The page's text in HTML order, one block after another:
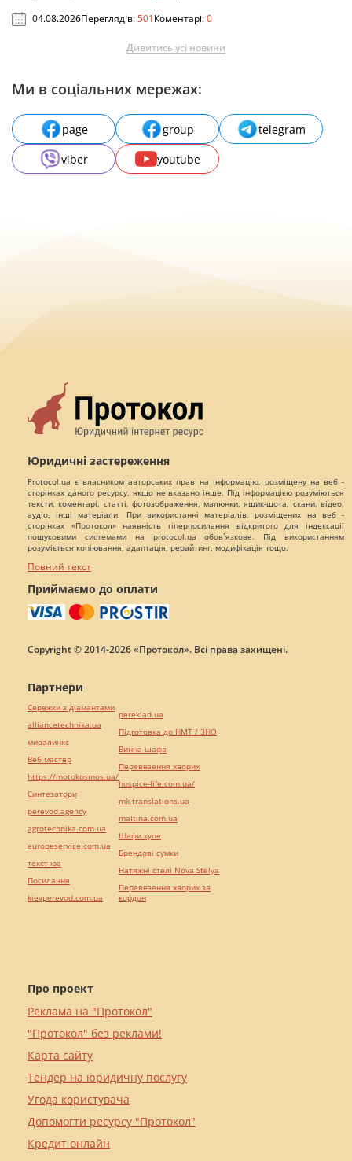
04.08.2026Переглядів:501Коментарі:0
Дивитись усі новини
Ми в соціальних мережах:
page group
telegram
viber
youtube
Юридичні застереження
Protocol.ua є власником авторських прав на інформацію, розміщену на веб -
сторінках даного ресурсу, якщо не вказано інше. Під інформацією розуміються
тексти, коментарі, статті, фотозображення, малюнки, ящик-шота, скани, відео,
аудіо, інші матеріали. При використанні матеріалів, розміщених на веб -
сторінках «Протокол» наявність гіперпосилання відкритого для індексації
пошуковими системами на protocol.ua обов`язкове. Під використанням
розуміється копіювання, адаптація, рерайтинг, модифікація тощо.
Повний текст
Приймаємо до оплати
Copyright © 2014-2026 «Протокол». Всі права захищені.
Про проект
Реклама на "Протокол"
"Протокол" без реклами!
Карта сайту
Тендер на юридичну послугу
Угода користувача
Допомогти ресурсу "Протокол"
Кредит онлайн
Партнери
Сережки з діамантами
alliancetechnika.ua
миралинкс
Веб мастер
https://motokosmos.ua/
Синтезатори
perevod.agency
agrotechnika.com.ua
europeservice.com.ua
текст юа
Посилання
kievperevod.com.ua
pereklad.ua
Підготовка до НМТ / ЗНО
Винна шафа
Перевезення хворих
hospice-life.com.ua/
mk-translations.ua
maltina.com.ua
Шафи купе
Брендові сумки
Натяжні стелі Nova Stelya
Перевезення хворих за
кордон